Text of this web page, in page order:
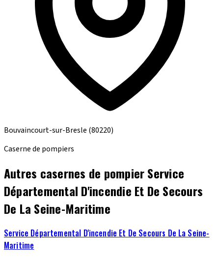
Bouvaincourt-sur-Bresle (80220)
Caserne de pompiers
Autres casernes de pompier Service
Départemental D'incendie Et De Secours
De La Seine-Maritime
Service Départemental D'incendie Et De Secours De La Seine-
Maritime